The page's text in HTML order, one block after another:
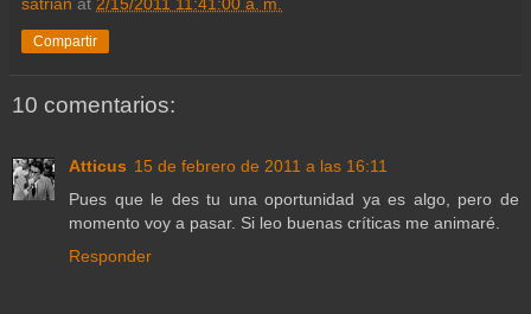
Compartir
10 comentarios:
Atticus 15 de febrero de 2011 a las 16:11
Pues que le des tu una oportunidad ya es algo, pero de
momento voy a pasar. Si leo buenas críticas me animaré.
Responder